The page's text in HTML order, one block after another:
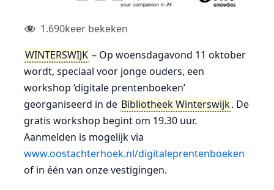
1.690keer bekeken
WINTERSWIJK – Op woensdagavond 11 oktober
wordt, speciaal voor jonge ouders, een
workshop ‘digitale prentenboeken’
georganiseerd in de Bibliotheek Winterswijk. De
gratis workshop begint om 19.30 uur.
Aanmelden is mogelijk via
www.oostachterhoek.nl/digitaleprentenboeken
of in één van onze vestigingen.